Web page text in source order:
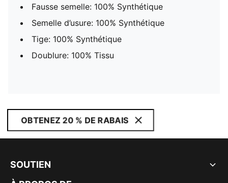
Fausse semelle: 100% Synthétique
Semelle d’usure: 100% Synthétique
Tige: 100% Synthétique
Doublure: 100% Tissu
OBTENEZ 20 % DE RABAIS
SOUTIEN